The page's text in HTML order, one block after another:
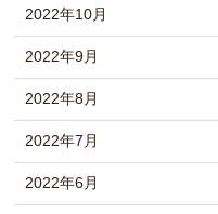
2022年10月
2022年9月
2022年8月
2022年7月
2022年6月